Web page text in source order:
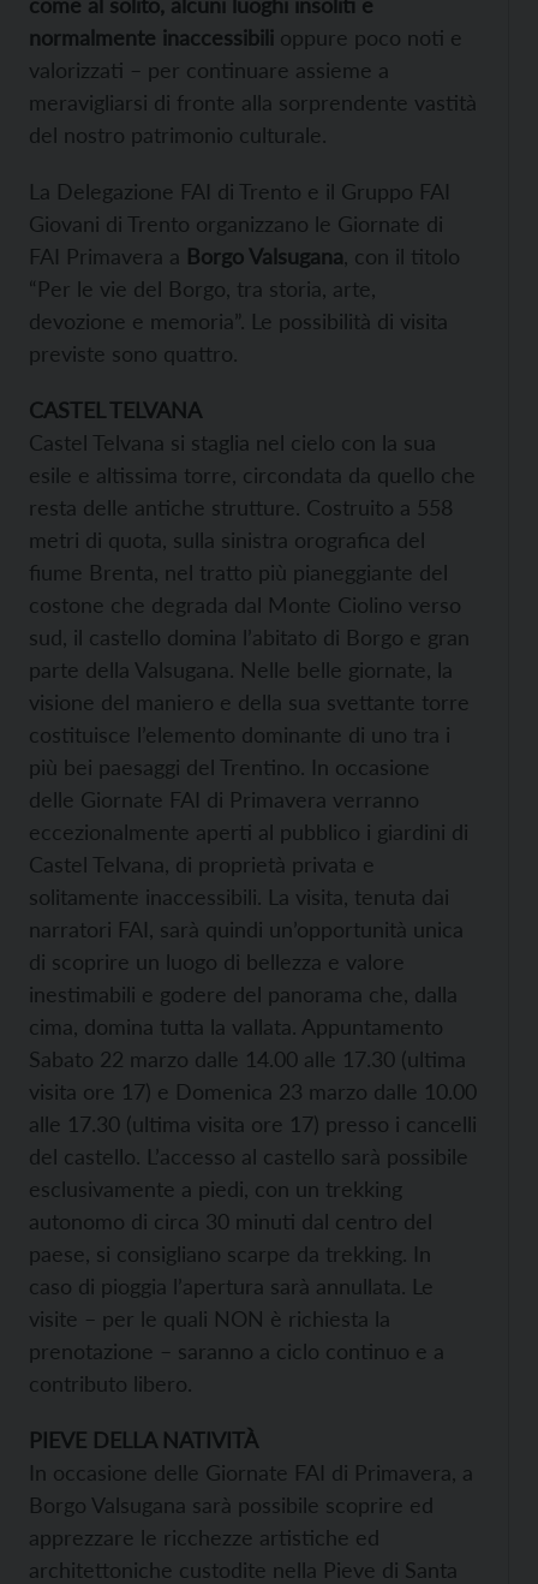
normalmente inaccessibili oppure poco noti e
valorizzati – per continuare assieme a
meravigliarsi di fronte alla sorprendente vastità
del nostro patrimonio culturale.
La Delegazione FAI di Trento e il Gruppo FAI
Giovani di Trento organizzano le Giornate di
FAI Primavera a Borgo Valsugana , con il titolo
“Per le vie del Borgo, tra storia, arte,
devozione e memoria”. Le possibilità di visita
previste sono quattro.
CASTEL TELVANA
Castel Telvana si staglia nel cielo con la sua
esile e altissima torre, circondata da quello che
resta delle antiche strutture. Costruito a 558
metri di quota, sulla sinistra orografica del
fiume Brenta, nel tratto più pianeggiante del
costone che degrada dal Monte Ciolino verso
sud, il castello domina l’abitato di Borgo e gran
parte della Valsugana. Nelle belle giornate, la
visione del maniero e della sua svettante torre
costituisce l’elemento dominante di uno tra i
più bei paesaggi del Trentino. In occasione
delle Giornate FAI di Primavera verranno
eccezionalmente aperti al pubblico i giardini di
Castel Telvana, di proprietà privata e
solitamente inaccessibili. La visita, tenuta dai
narratori FAI, sarà quindi un’opportunità unica
di scoprire un luogo di bellezza e valore
inestimabili e godere del panorama che, dalla
cima, domina tutta la vallata. Appuntamento
Sabato 22 marzo dalle 14.00 alle 17.30 (ultima
visita ore 17) e Domenica 23 marzo dalle 10.00
alle 17.30 (ultima visita ore 17) presso i cancelli
del castello. L’accesso al castello sarà possibile
esclusivamente a piedi, con un trekking
autonomo di circa 30 minuti dal centro del
paese, si consigliano scarpe da trekking. In
caso di pioggia l’apertura sarà annullata. Le
visite – per le quali NON è richiesta la
prenotazione – saranno a ciclo continuo e a
contributo libero.
PIEVE DELLA NATIVITÀ
In occasione delle Giornate FAI di Primavera, a
Borgo Valsugana sarà possibile scoprire ed
apprezzare le ricchezze artistiche ed
architettoniche custodite nella Pieve di Santa